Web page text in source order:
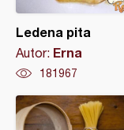
Ledena pita
Autor: Erna
181967